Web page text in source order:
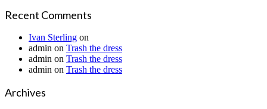
Recent Comments
Ivan Sterling on
admin on Trash the dress
admin on Trash the dress
admin on Trash the dress
Archives